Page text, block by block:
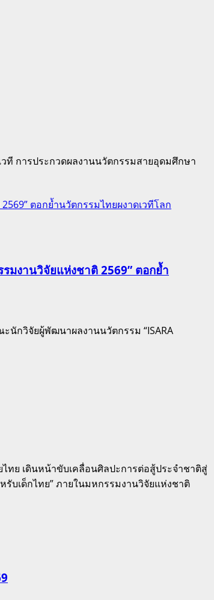
ที การประกวดผลงานนวัตกรรมสายอุดมศึกษา
ตอกย้ำนวัตกรรมไทยผงาดเวทีโลก
มงานวิจัยแห่งชาติ 2569” ตอกย้ำ
นักวิจัยผู้พัฒนาผลงานนวัตกรรม “ISARA
ทย เดินหน้าขับเคลื่อนศิลปะการต่อสู้ประจำชาติสู่
บเด็กไทย” ภายในมหกรรมงานวิจัยแห่งชาติ